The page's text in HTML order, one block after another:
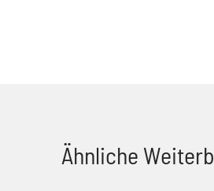
Ähnliche